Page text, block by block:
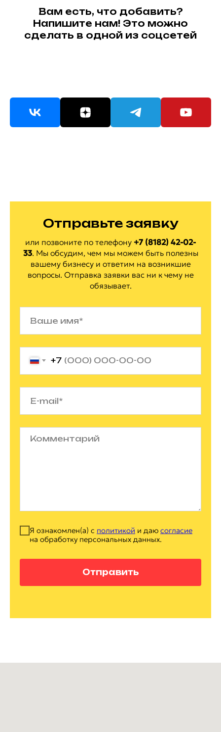
Вам есть, что добавить?
Напишите нам! Это можно
сделать в одной из соцсетей
Отправьте заявку
или позвоните по телефону +7 (8182) 42-02-
33. Мы обсудим, чем мы можем быть полезны
вашему бизнесу и ответим на возникшие
вопросы. Отправка заявки вас ни к чему не
обязывает.
+7
Я ознакомлен(а) с политикой и даю согласие
на обработку персональных данных.
Отправить